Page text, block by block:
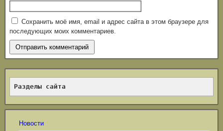
Сохранить моё имя, email и адрес сайта в этом браузере для
последующих моих комментариев.
Разделы сайта
Новости